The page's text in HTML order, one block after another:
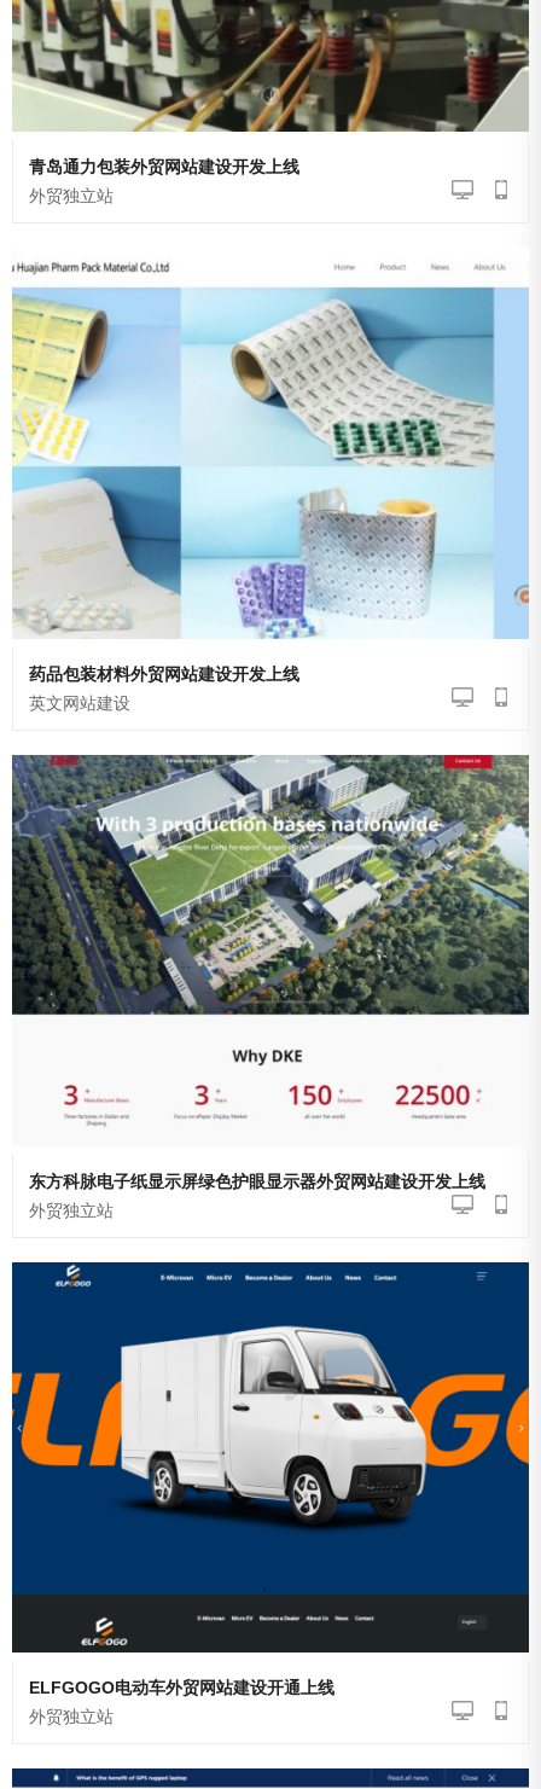
青岛通力包装外贸网站建设开发上线
外贸独立站
药品包装材料外贸网站建设开发上线
英文网站建设
东方科脉电子纸显示屏绿色护眼显示器外贸网站建设开发上线
外贸独立站
ELFGOGO电动车外贸网站建设开通上线
外贸独立站